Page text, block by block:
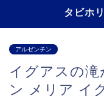
タビホ
アルゼンチン
イグアスの
ン メリア イ